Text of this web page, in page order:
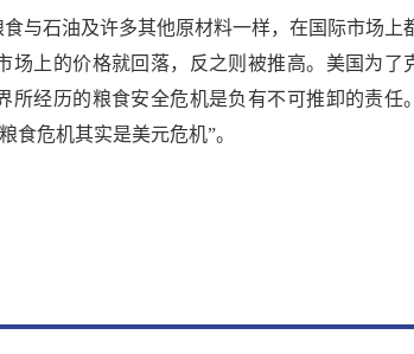
食与石油及许多其他原材料一样，在国际市场
场上的价格就回落，反之则被推高。美国为
所经历的粮食安全危机是负有不可推卸的责
食危机其实是美元危机”。